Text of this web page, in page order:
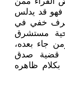
فهو قد يدلس
خفي في
مستشرق
جاء بعده،
قضية صدق
ظاهره